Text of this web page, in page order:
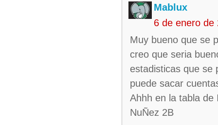
Mablux
6 de enero de
Muy bueno que se
creo que seria
estadisticas que se
puede sacar
Ahhh en la tabla de
NuÑez 2B